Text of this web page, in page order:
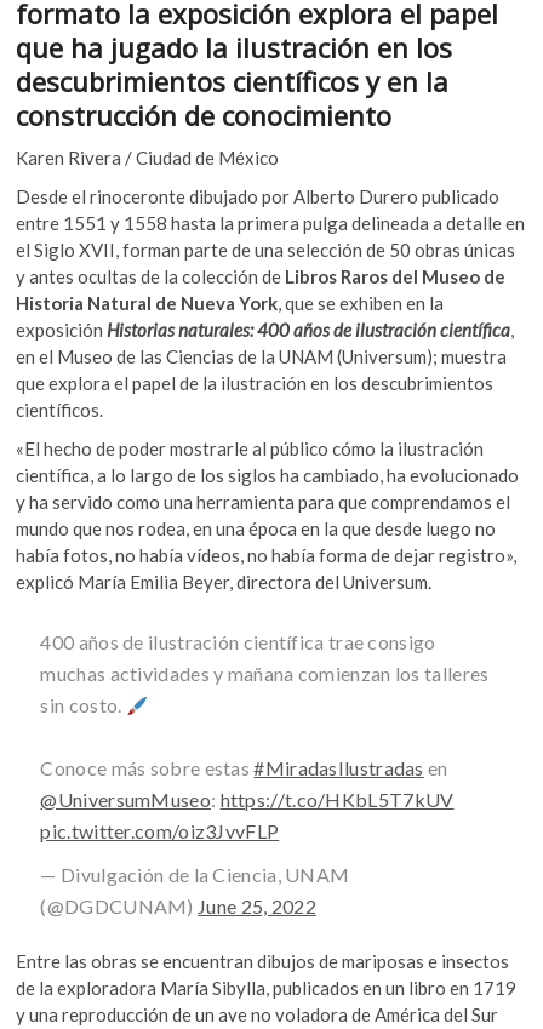
b
o
o
k
er s
A
p
p
formato la exposición explora el papel
que ha jugado la ilustración en los
descubrimientos científicos y en la
construcción de conocimiento
Karen Rivera / Ciudad de México
Desde el rinoceronte dibujado por Alberto Durero publicado
entre 1551 y 1558 hasta la primera pulga delineada a detalle en
el Siglo XVII, forman parte de una selección de 50 obras únicas
y antes ocultas de la colección de Libros Raros del Museo de
Historia Natural de Nueva York, que se exhiben en la
exposiciónHistorias naturales: 400 años de ilustración científica,
en el Museo de las Ciencias de la UNAM (Universum); muestra
que explora el papel de la ilustración en los descubrimientos
científicos.
«El hecho de poder mostrarle al público cómo la ilustración
científica, a lo largo de los siglos ha cambiado, ha evolucionado
y ha servido como una herramienta para que comprendamos el
mundo que nos rodea, en una época en la que desde luego no
había fotos, no había vídeos, no había forma de dejar registro»,
explicó María Emilia Beyer, directora del Universum.
400 años de ilustración científica trae consigo
muchas actividades y mañana comienzan los talleres
sin costo.
Conoce más sobre estas#MiradasIlustradas en
@UniversumMuseo: https://t.co/HKbL5T7kUV
pic.twitter.com/oiz3JvvFLP
— Divulgación de la Ciencia, UNAM
(@DGDCUNAM) June 25, 2022
Entre las obras se encuentran dibujos de mariposas e insectos
de la exploradora María Sibylla, publicados en un libro en 1719
y una reproducción de un ave no voladora de América del Sur